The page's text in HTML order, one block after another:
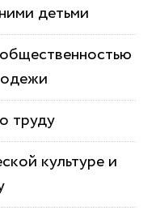
детьми
труду
культуре и